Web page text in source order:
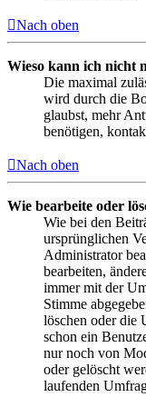
Nach oben
Wieso kann ich nicht
Die maximal
wird durch die
glaubst, mehr
benötigen,
Nach oben
Wie bearbeite oder
Wie bei den
ursprünglichen
Administrator
bearbeiten,
immer mit der
Stimme
löschen oder die
schon ein
nur noch von
oder gelöscht
laufenden